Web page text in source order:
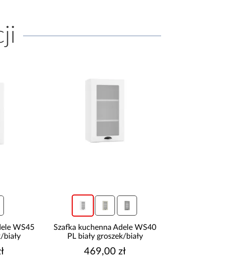
WS45
biały
Szafka kuchenna Adele WS40
PL biały groszek/biały
469,00 zł